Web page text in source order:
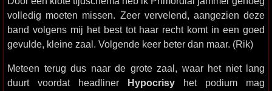
volledig moeten missen. Zeer vervelend, aangezien deze
band volgens mij het best tot haar recht komt in een goed
gevulde, kleine zaal. Volgende keer beter dan maar. (Rik)
Meteen terug dus naar de grote zaal, waar het niet lang
duurt voordat headliner Hypocrisy het podium mag